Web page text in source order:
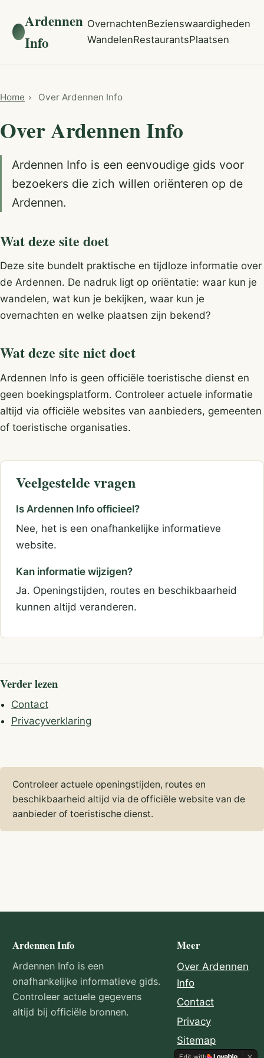
Ardennen
Info
OvernachtenBezienswaardigheden
WandelenRestaurantsPlaatsen
Home › Over Ardennen Info
Over Ardennen Info
Ardennen Info is een eenvoudige gids voor
bezoekers die zich willen oriënteren op de
Ardennen.
Wat deze site doet
Deze site bundelt praktische en tijdloze informatie over
de Ardennen. De nadruk ligt op oriëntatie: waar kun je
wandelen, wat kun je bekijken, waar kun je
overnachten en welke plaatsen zijn bekend?
Wat deze site niet doet
Ardennen Info is geen officiële toeristische dienst en
geen boekingsplatform. Controleer actuele informatie
altijd via officiële websites van aanbieders, gemeenten
of toeristische organisaties.
Veelgestelde vragen
Is Ardennen Info officieel?
Nee, het is een onafhankelijke informatieve
website.
Kan informatie wijzigen?
Ja. Openingstijden, routes en beschikbaarheid
kunnen altijd veranderen.
Verder lezen
Contact
Privacyverklaring
Controleer actuele openingstijden, routes en
beschikbaarheid altijd via de officiële website van de
aanbieder of toeristische dienst.
Ardennen Info
Ardennen Info is een
onafhankelijke informatieve gids.
Controleer actuele gegevens
altijd bij officiële bronnen.
Meer
Over Ardennen
Info
Contact
Privacy
Sitemap